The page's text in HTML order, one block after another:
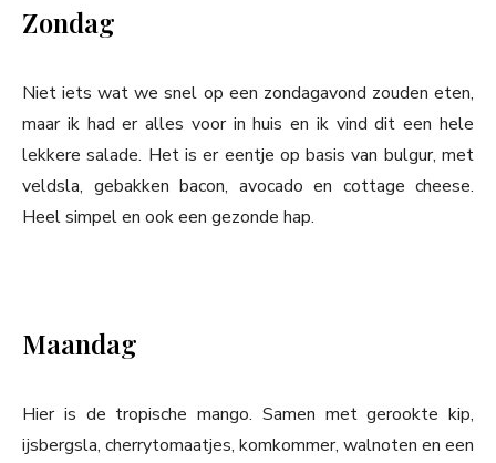
Zondag
Niet iets wat we snel op een zondagavond zouden eten,
maar ik had er alles voor in huis en ik vind dit een hele
lekkere salade. Het is er eentje op basis van bulgur, met
veldsla, gebakken bacon, avocado en cottage cheese.
Heel simpel en ook een gezonde hap.
Maandag
Hier is de tropische mango. Samen met gerookte kip,
ijsbergsla, cherrytomaatjes, komkommer, walnoten en een